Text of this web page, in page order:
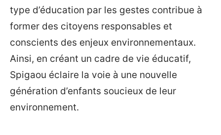
type d’éducation par les gestes contribue à
former des citoyens responsables et
conscients des enjeux environnementaux.
Ainsi, en créant un cadre de vie éducatif,
Spigaou éclaire la voie à une nouvelle
génération d’enfants soucieux de leur
environnement.